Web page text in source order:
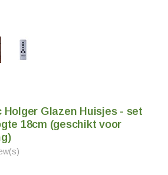
Holger Glazen Huisjes - set
18cm (geschikt voor